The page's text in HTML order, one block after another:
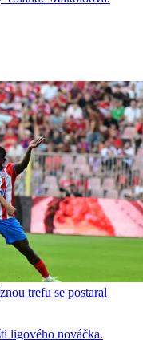
trefu se postaral
ligového nováčka.